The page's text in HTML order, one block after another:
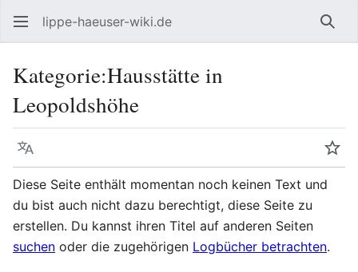
lippe-haeuser-wiki.de
Kategorie:Hausstätte in
Leopoldshöhe
Sprache
Diese Seite enthält momentan noch keinen Text und
du bist auch nicht dazu berechtigt, diese Seite zu
erstellen. Du kannst ihren Titel auf anderen Seiten
suchen oder die zugehörigen Logbücher betrachten.